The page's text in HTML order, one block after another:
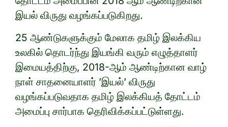
இயல் விருது வழங்கப்படுகிறது.
25 ஆண்டுகளுக்கும் மேலாக தமிழ் இலக்கிய
உலகில் தொடர்ந்து இயங்கி வரும் எழுத்தாளர்
இமையத்திற்கு, 2018-ஆம் ஆண்டிற்கான வாழ்
நாள் சாதனையாளர் ’இயல்’ விருது
வழங்கப்படுவதாக தமிழ் இலக்கியத் தோட்டம்
அமைப்பு சார்பாக தெரிவிக்கப்பட்டுள்ளது.